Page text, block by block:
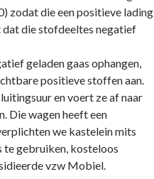
zodat die een positieve lading
dat die stofdeeltes negatief
geladen gaas ophangen,
positieve stoffen aan.
en voert ze af naar
Die wagen heeft een
we kastelein mits
te gebruiken, kosteloos
vzw Mobiel.